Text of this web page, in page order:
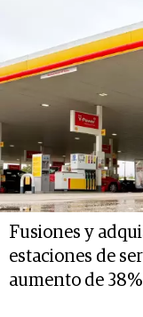
Fusiones y
estaciones de
aumento de